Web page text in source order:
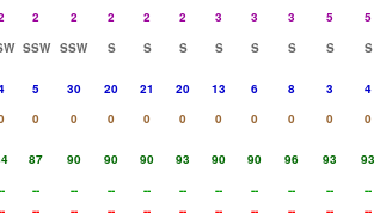
2 2 2 2 2 3 3 3 5 5
SSW SSW S S S S S S S S
5 30 20 21 20 13 6 8 3 4
0 0 0 0 0 0 0 0 0 0
87 90 90 90 93 90 90 96 93 93
-- -- -- -- -- -- -- -- -- --
-- -- -- -- -- -- -- -- -- --